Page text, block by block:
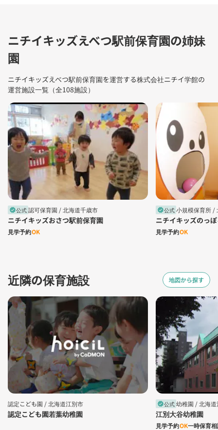
ニチイキッズえべつ駅前保育園の姉妹
園
ニチイキッズえべつ駅前保育園を運営する株式会社ニチイ学館の
運営施設一覧（全108施設）
verified公式認可保育園 /北海道千歳市
ニチイキッズおさつ駅前保育園
見学予約OK
verified公式小規模保育所 /
ニチイキッズのっ
見学予約OK
近隣の保育施設 地図から探す
認定こども園 /北海道江別市
認定こども園若葉幼稚園
verified公式幼稚園 /北海
江別大谷幼稚園
見学予約OK一時保育